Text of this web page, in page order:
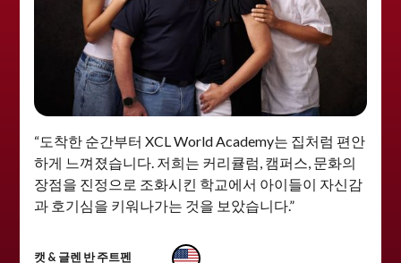
“도착한 순간부터 XCL World Academy는 집처럼 편안
하게 느껴졌습니다. 저희는 커리큘럼, 캠퍼스, 문화의
장점을 진정으로 조화시킨 학교에서 아이들이 자신감
과 호기심을 키워나가는 것을 보았습니다.”
캣 & 글렌 반 주트펜